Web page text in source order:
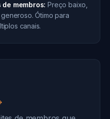
membros: Preço baixo,
Ótimo para
canais.